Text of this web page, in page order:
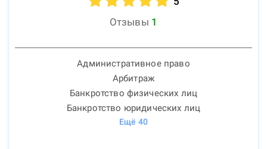
Отзывы 1
Административное право
Арбитраж
Банкротство физических лиц
Банкротство юридических лиц
Ещё 40